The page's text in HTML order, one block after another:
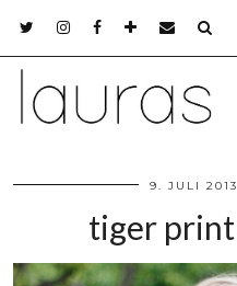
9. JULI 2013
tiger